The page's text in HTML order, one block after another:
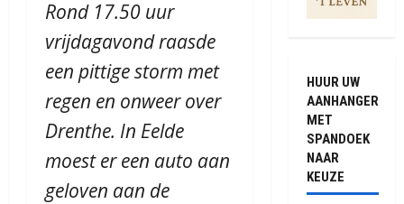
Rond 17.50 uur
vrijdagavond raasde
een pittige storm met
regen en onweer over
Drenthe. In Eelde
moest er een auto aan
geloven aan de
HUUR UW
AANHANGER
MET
SPANDOEK
NAAR
KEUZE